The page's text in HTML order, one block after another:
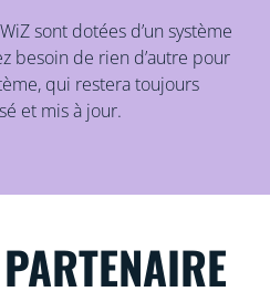
sont dotées d’un système
besoin de rien d’autre pour
qui restera toujours
et mis à jour.